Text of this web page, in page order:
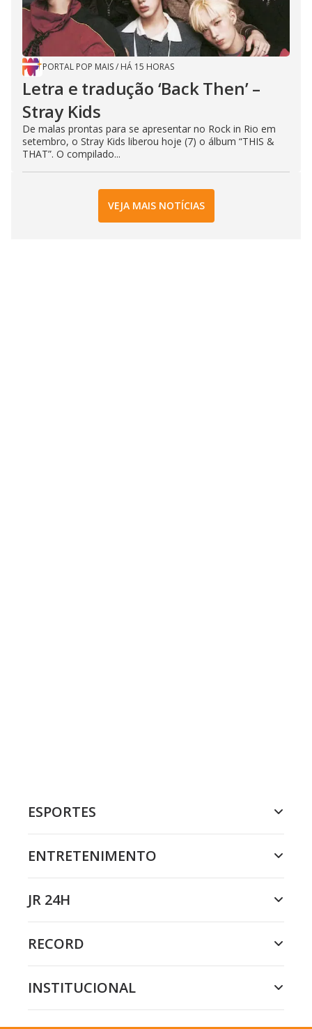
PORTAL POP MAIS/ HÁ 15 HORAS
Letra e tradução ‘Back Then’ –
Stray Kids
De malas prontas para se apresentar no Rock in Rio em
setembro, o Stray Kids liberou hoje (7) o álbum “THIS &
THAT”. O compilado...
VEJA MAIS NOTÍCIAS
ESPORTES
ENTRETENIMENTO
JR 24H
RECORD
INSTITUCIONAL